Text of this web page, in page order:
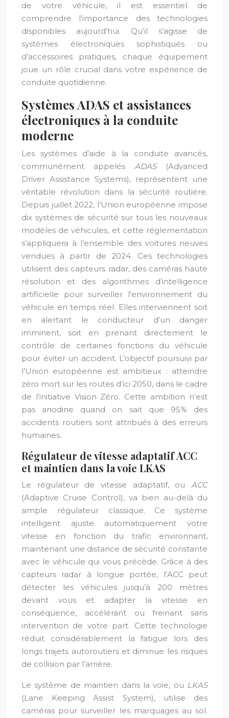
de votre véhicule, il est essentiel de
comprendre l’importance des technologies
disponibles aujourd’hui. Qu’il s’agisse de
systèmes électroniques sophistiqués ou
d’accessoires pratiques, chaque équipement
joue un rôle crucial dans votre expérience de
conduite quotidienne.
Systèmes ADAS et assistances
électroniques à la conduite
moderne
Les systèmes d’aide à la conduite avancés,
communément appelés ADAS(Advanced
Driver Assistance Systems), représentent une
véritable révolution dans la sécurité routière.
Depuis juillet 2022, l’Union européenne impose
dix systèmes de sécurité sur tous les nouveaux
modèles de véhicules, et cette réglementation
s’appliquera à l’ensemble des voitures neuves
vendues à partir de 2024. Ces technologies
utilisent des capteurs radar, des caméras haute
résolution et des algorithmes d’intelligence
artificielle pour surveiller l’environnement du
véhicule en temps réel. Elles interviennent soit
en alertant le conducteur d’un danger
imminent, soit en prenant directement le
contrôle de certaines fonctions du véhicule
pour éviter un accident. L’objectif poursuivi par
l’Union européenne est ambitieux : atteindre
zéro mort sur les routes d’ici 2050, dans le cadre
de l’initiative Vision Zéro. Cette ambition n’est
pas anodine quand on sait que 95% des
accidents routiers sont attribués à des erreurs
humaines.
Régulateur de vitesse adaptatif ACC
et maintien dans la voie LKAS
Le régulateur de vitesse adaptatif, ou ACC
(Adaptive Cruise Control), va bien au-delà du
simple régulateur classique. Ce système
intelligent ajuste automatiquement votre
vitesse en fonction du trafic environnant,
maintenant une distance de sécurité constante
avec le véhicule qui vous précède. Grâce à des
capteurs radar à longue portée, l’ACC peut
détecter les véhicules jusqu’à 200 mètres
devant vous et adapter la vitesse en
conséquence, accélérant ou freinant sans
intervention de votre part. Cette technologie
réduit considérablement la fatigue lors des
longs trajets autoroutiers et diminue les risques
de collision par l’arrière.
Le système de maintien dans la voie, ou LKAS
(Lane Keeping Assist System), utilise des
caméras pour surveiller les marquages au sol.